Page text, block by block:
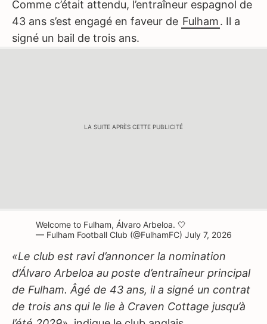
Comme c’était attendu, l’entraîneur espagnol de
43 ans s’est engagé en faveur de Fulham. Il a
signé un bail de trois ans.
LA SUITE APRÈS CETTE PUBLICITÉ
Welcome to Fulham, Álvaro Arbeloa. 🤍
— Fulham Football Club (@FulhamFC) July 7, 2026
«Le club est ravi d’annoncer la nomination
d’Álvaro Arbeloa au poste d’entraîneur principal
de Fulham. Âgé de 43 ans, il a signé un contrat
de trois ans qui le lie à Craven Cottage jusqu’à